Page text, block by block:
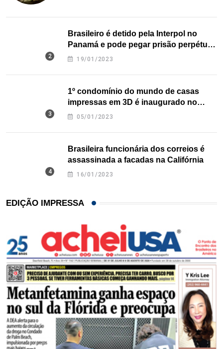
Brasileiro é detido pela Interpol no
Panamá e pode pegar prisão perpétua
nos EUA
19/01/2023
1º condomínio do mundo de casas
impressas em 3D é inaugurado no
Texas
05/01/2023
Brasileira funcionária dos correios é
assassinada a facadas na Califórnia
16/01/2023
EDIÇÃO IMPRESSA